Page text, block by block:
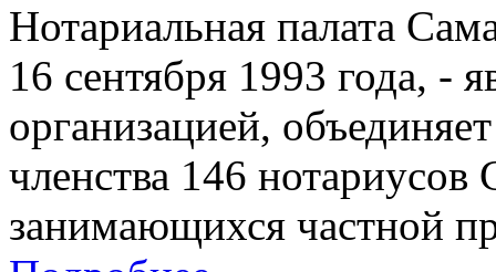
Нотариальная палата
16 сентября 1993 года, -
организацией,
членства 146 нотариусов
занимающихся частной